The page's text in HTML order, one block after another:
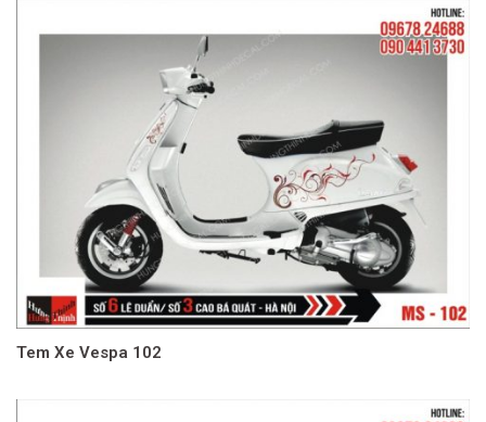
Tem Xe Vespa 102